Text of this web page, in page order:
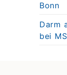
Bonn
Darm
bei MS